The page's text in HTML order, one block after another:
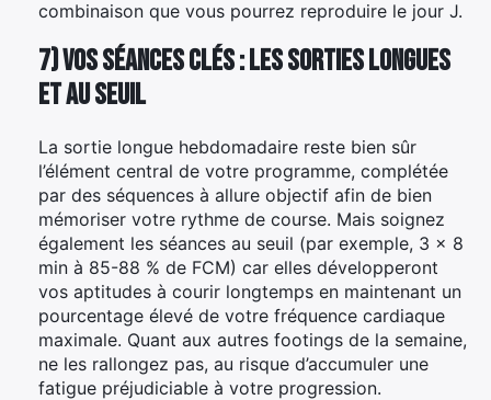
combinaison que vous pourrez reproduire le jour J.
7) Vos séances clés : les sorties longues
et au seuil
La sortie longue hebdomadaire reste bien sûr
l’élément central de votre programme, complétée
par des séquences à allure objectif afin de bien
mémoriser votre rythme de course. Mais soignez
également les séances au seuil (par exemple, 3 x 8
min à 85-88 % de FCM) car elles développeront
vos aptitudes à courir longtemps en maintenant un
pourcentage élevé de votre fréquence cardiaque
maximale. Quant aux autres footings de la semaine,
ne les rallongez pas, au risque d’accumuler une
fatigue préjudiciable à votre progression.